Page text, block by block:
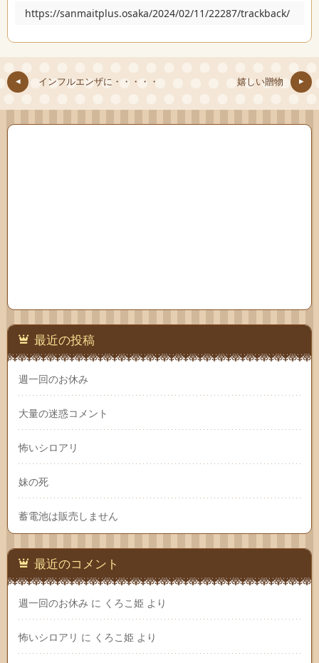
https://sanmaitplus.osaka/2024/02/11/22287/trackback/
インフルエンザに・・・・・ 嬉しい贈物
最近の投稿
週一回のお休み
大量の迷惑コメント
怖いシロアリ
妹の死
蓄電池は販売しません
最近のコメント
週一回のお休み に くろこ姫 より
怖いシロアリ に くろこ姫 より